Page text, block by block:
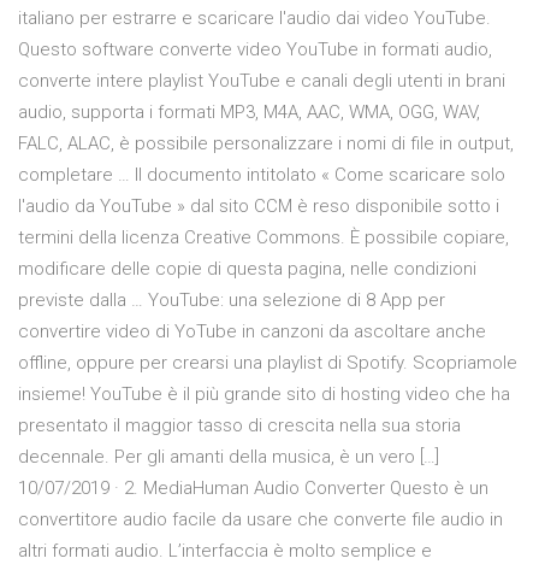
italiano per estrarre e scaricare l'audio dai video YouTube.
Questo software converte video YouTube in formati audio,
converte intere playlist YouTube e canali degli utenti in brani
audio, supporta i formati MP3, M4A, AAC, WMA, OGG, WAV,
FALC, ALAC, è possibile personalizzare i nomi di file in output,
completare … Il documento intitolato « Come scaricare solo
l'audio da YouTube » dal sito CCM è reso disponibile sotto i
termini della licenza Creative Commons. È possibile copiare,
modificare delle copie di questa pagina, nelle condizioni
previste dalla … YouTube: una selezione di 8 App per
convertire video di YoTube in canzoni da ascoltare anche
offline, oppure per crearsi una playlist di Spotify. Scopriamole
insieme! YouTube è il più grande sito di hosting video che ha
presentato il maggior tasso di crescita nella sua storia
decennale. Per gli amanti della musica, è un vero […]
10/07/2019 · 2. MediaHuman Audio Converter Questo è un
convertitore audio facile da usare che converte file audio in
altri formati audio. L’interfaccia è molto semplice e